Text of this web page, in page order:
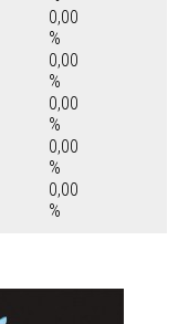
0,00
%
0,00
%
0,00
%
0,00
%
0,00
%